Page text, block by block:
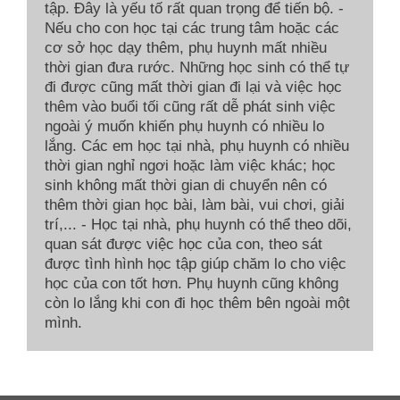
tập. Đây là yếu tố rất quan trọng để tiến bộ. -
Nếu cho con học tại các trung tâm hoặc các
cơ sở học dạy thêm, phụ huynh mất nhiều
thời gian đưa rước. Những học sinh có thể tự
đi được cũng mất thời gian đi lại và việc học
thêm vào buổi tối cũng rất dễ phát sinh việc
ngoài ý muốn khiến phụ huynh có nhiều lo
lắng. Các em học tại nhà, phụ huynh có nhiều
thời gian nghỉ ngơi hoặc làm việc khác; học
sinh không mất thời gian di chuyển nên có
thêm thời gian học bài, làm bài, vui chơi, giải
trí,... - Học tại nhà, phụ huynh có thể theo dõi,
quan sát được việc học của con, theo sát
được tình hình học tập giúp chăm lo cho việc
học của con tốt hơn. Phụ huynh cũng không
còn lo lắng khi con đi học thêm bên ngoài một
mình.